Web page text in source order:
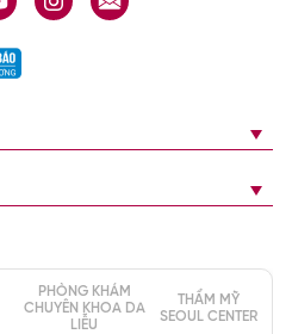
PHÒNG KHÁM
CHUYÊN KHOA DA
LIỄU
THẨM MỸ
SEOUL CENTER